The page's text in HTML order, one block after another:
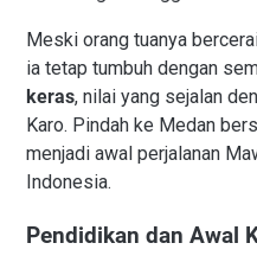
Meski orang tuanya
ia tetap tumbuh dengan
keras, nilai yang sejalan
Karo. Pindah ke Medan
menjadi awal perjalanan
Indonesia.
Pendidikan dan Awal